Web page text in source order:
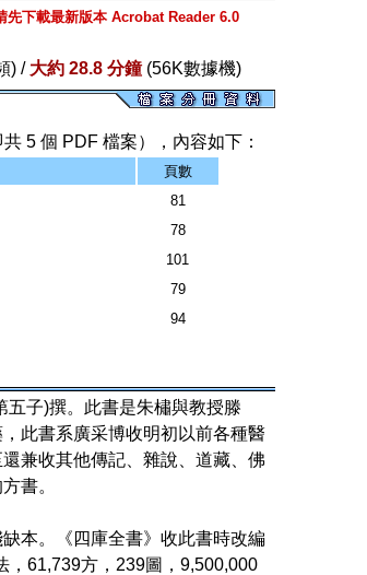
先下載最新版本 Acrobat Reader 6.0
) / 大約 28.8 分鐘 (56K數據機)
5 個 PDF 檔案），內容如下：
頁數
81
78
101
79
94
五子)撰。此書是朱橚與教授滕
此書系廣采博收明初以前各種醫
兼收其他傳記、雜說、道藏、佛
書。
本。《四庫全書》收此書時改編
，61,739方，239圖，9,500,000